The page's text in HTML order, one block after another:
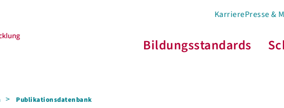
KarrierePresse &
Bildungsstandards
Publikations­­datenbank